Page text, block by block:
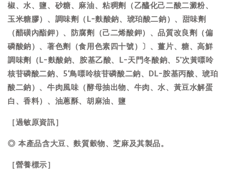
椒、水、鹽、砂糖、麻油、粘稠劑（乙醯化己二酸二澱粉、
玉米糖膠）、調味劑（L-麩酸鈉、琥珀酸二鈉）、甜味劑
（醋磺內酯鉀）、防腐劑（己二烯酸鉀）、品質改良劑（偏
磷酸鈉）、著色劑（食用色素四十號）〕、薑片、糖、高鮮
調味劑（L-麩酸鈉、胺基乙酸、L-天門冬酸鈉、5’次黃嘌呤
核苷磷酸二鈉、5‘鳥嘌呤核苷磷酸二鈉、DL-胺基丙酸、琥珀
酸二鈉）、牛肉風味（酵母抽出物、牛肉、水、黃豆水解蛋
白、香料）、油蔥酥、胡麻油、鹽
［過敏原資訊］
◎ 本產品含大豆、麩質穀物、芝麻及其製品。
［營養標示］